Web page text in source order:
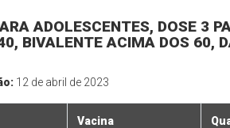
ADOLESCENTES, DOSE 3
BIVALENTE ACIMA DOS 60,
12 de abril de 2023
Vacina